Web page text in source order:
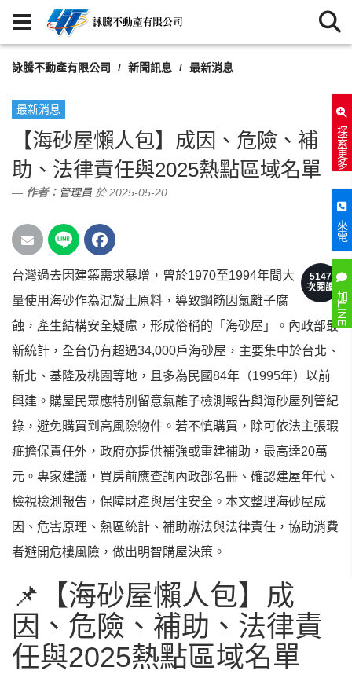
探索更多
來電
加LINE
詠騰不動產有限公司 新聞訊息 最新消息
最新消息
【海砂屋懶人包】成因、危險、補
助、法律責任與2025熱點區域名單
作者： 管理員 於 2025-05-20
5147
次閱讀
台灣過去因建築需求暴增，曾於1970至1994年間大
量使用海砂作為混凝土原料，導致鋼筋因氯離子腐
蝕，產生結構安全疑慮，形成俗稱的「海砂屋」。內政部最
新統計，全台仍有超過34,000戶海砂屋，主要集中於台北、
新北、基隆及桃園等地，且多為民國84年（1995年）以前
興建。購屋民眾應特別留意氯離子檢測報告與海砂屋列管紀
錄，避免購買到高風險物件。若不慎購買，除可依法主張瑕
疵擔保責任外，政府亦提供補強或重建補助，最高達20萬
元。專家建議，買房前應查詢內政部名冊、確認建屋年代、
檢視檢測報告，保障財產與居住安全。本文整理海砂屋成
因、危害原理、熱區統計、補助辦法與法律責任，協助消費
者避開危樓風險，做出明智購屋決策。
📌【海砂屋懶人包】成
因、危險、補助、法律責
任與2025熱點區域名單